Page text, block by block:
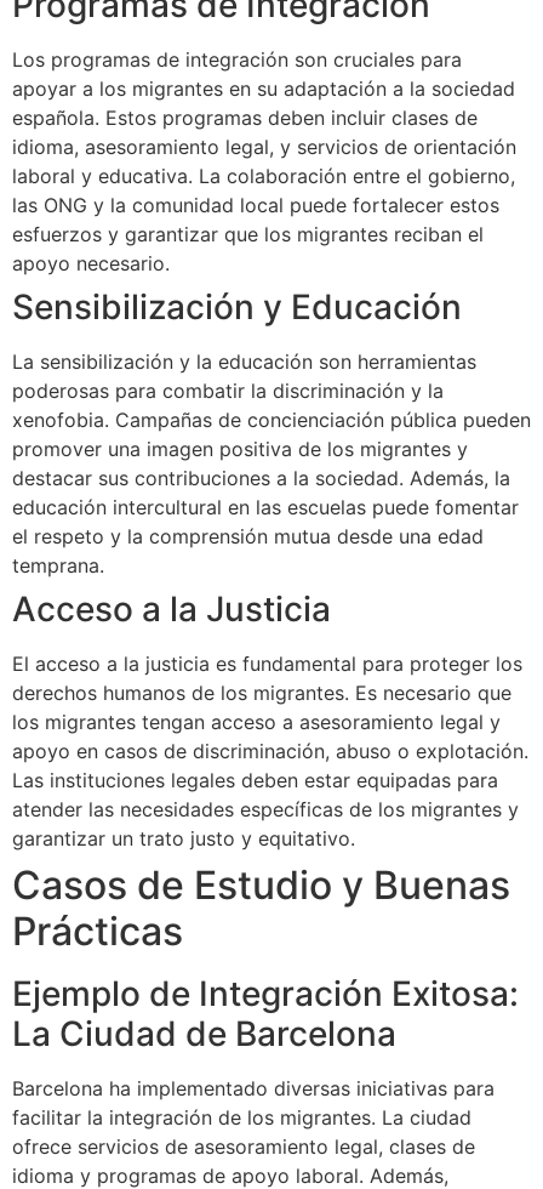
Los programas de integración son cruciales para
apoyar a los migrantes en su adaptación a la sociedad
española. Estos programas deben incluir clases de
idioma, asesoramiento legal, y servicios de orientación
laboral y educativa. La colaboración entre el gobierno,
las ONG y la comunidad local puede fortalecer estos
esfuerzos y garantizar que los migrantes reciban el
apoyo necesario.
Sensibilización y Educación
La sensibilización y la educación son herramientas
poderosas para combatir la discriminación y la
xenofobia. Campañas de concienciación pública pueden
promover una imagen positiva de los migrantes y
destacar sus contribuciones a la sociedad. Además, la
educación intercultural en las escuelas puede fomentar
el respeto y la comprensión mutua desde una edad
temprana.
Acceso a la Justicia
El acceso a la justicia es fundamental para proteger los
derechos humanos de los migrantes. Es necesario que
los migrantes tengan acceso a asesoramiento legal y
apoyo en casos de discriminación, abuso o explotación.
Las instituciones legales deben estar equipadas para
atender las necesidades específicas de los migrantes y
garantizar un trato justo y equitativo.
Casos de Estudio y Buenas
Prácticas
Ejemplo de Integración Exitosa:
La Ciudad de Barcelona
Barcelona ha implementado diversas iniciativas para
facilitar la integración de los migrantes. La ciudad
ofrece servicios de asesoramiento legal, clases de
idioma y programas de apoyo laboral. Además,